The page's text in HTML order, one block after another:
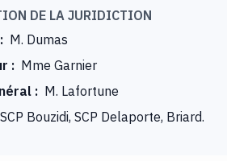
DE LA JURIDICTION
: M. Dumas
: Mme Garnier
: M. Lafortune
SCP Bouzidi, SCP Delaporte, Briard.